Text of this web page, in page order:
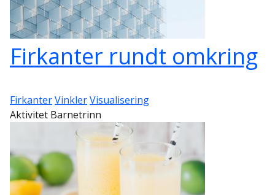
Firkanter rundt omkring
FirkanterVinklerVisualisering
Aktivitet Barnetrinn